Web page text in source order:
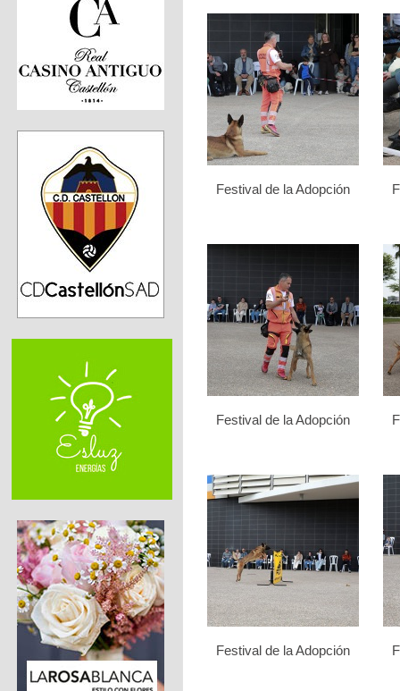
Festival de la Adopción
Festival de la Adopción
Festival de la Adopción